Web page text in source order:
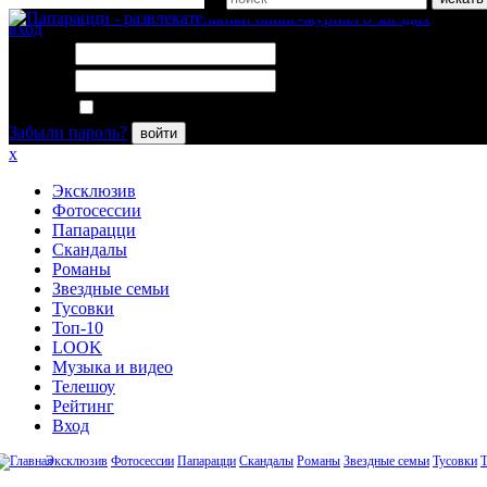
вход
Забыли пароль?
войти
x
Эксклюзив
Фотосессии
Папарацци
Скандалы
Романы
Звездные семьи
Тусовки
Топ-10
LOOK
Музыка и видео
Телешоу
Рейтинг
Вход
Эксклюзив Фотосессии Папарацци Скандалы Романы Звездные семьи Тусовки